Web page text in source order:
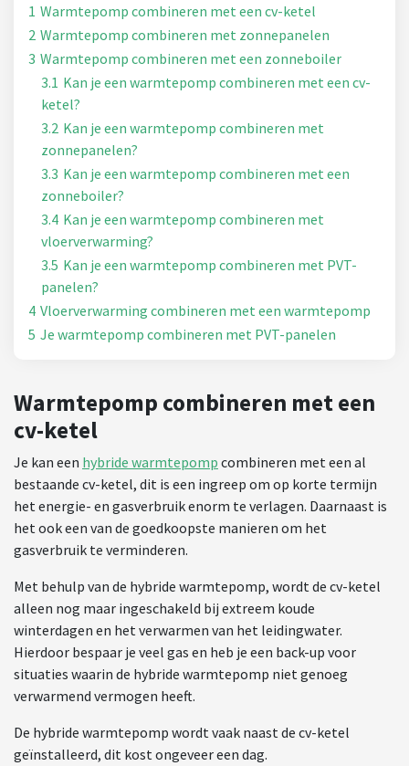
1 Warmtepomp combineren met een cv-ketel
2 Warmtepomp combineren met zonnepanelen
3 Warmtepomp combineren met een zonneboiler
3.1 Kan je een warmtepomp combineren met een cv-
ketel?
3.2 Kan je een warmtepomp combineren met
zonnepanelen?
3.3 Kan je een warmtepomp combineren met een
zonneboiler?
3.4 Kan je een warmtepomp combineren met
vloerverwarming?
3.5 Kan je een warmtepomp combineren met PVT-
panelen?
4 Vloerverwarming combineren met een warmtepomp
5 Je warmtepomp combineren met PVT-panelen
Warmtepomp combineren met een
cv-ketel
Je kan een hybride warmtepomp combineren met een al
bestaande cv-ketel, dit is een ingreep om op korte termijn
het energie- en gasverbruik enorm te verlagen. Daarnaast is
het ook een van de goedkoopste manieren om het
gasverbruik te verminderen.
Met behulp van de hybride warmtepomp, wordt de cv-ketel
alleen nog maar ingeschakeld bij extreem koude
winterdagen en het verwarmen van het leidingwater.
Hierdoor bespaar je veel gas en heb je een back-up voor
situaties waarin de hybride warmtepomp niet genoeg
verwarmend vermogen heeft.
De hybride warmtepomp wordt vaak naast de cv-ketel
geïnstalleerd, dit kost ongeveer een dag.